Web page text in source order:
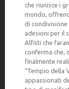
che riunisce i
mondo,
di condivisione
adesioni per il
Alfisti che
conferma che,
finalmente
“Tempio della
appassionati